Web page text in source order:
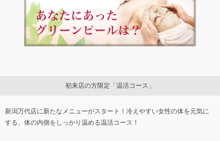
初来店の方限定「温活コース」
新潟万代店に新たなメニューがスタート！冷えやすい女性の体を元気に
する、体の内側をしっかり温める温活コース！